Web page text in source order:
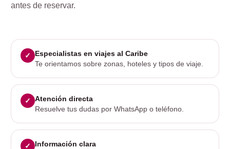
antes de reservar.
Especialistas en viajes al Caribe
Te orientamos sobre zonas, hoteles y tipos de viaje.
Atención directa
Resuelve tus dudas por WhatsApp o teléfono.
Información clara